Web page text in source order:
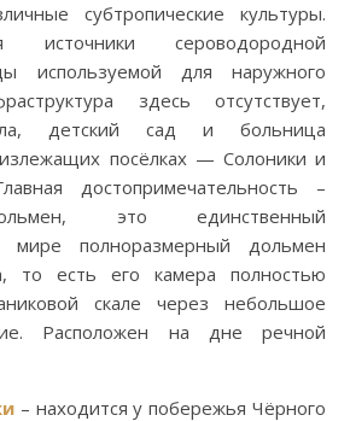
субтропические культуры.
источники сероводородной
используемой для наружного
здесь отсутствует,
детский сад и больница
посёлках — Солоники и
достопримечательность –
это единственный
мире полноразмерный дольмен
то есть его камера полностью
скале через небольшое
Расположен на дне речной
– находится у побережья Чёрного